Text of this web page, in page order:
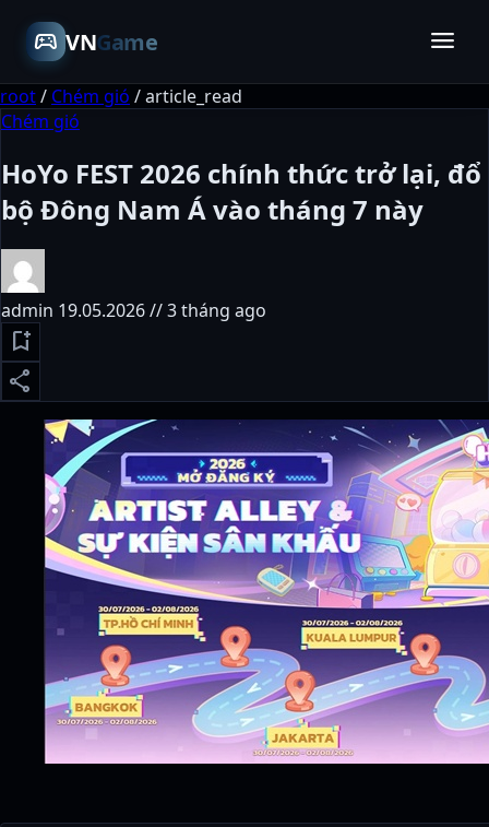
sports_esports VNGame menu
root/ Chém gió /article_read
Chém gió
HoYo FEST 2026 chính thức trở lại, đổ
bộ Đông Nam Á vào tháng 7 này
admin 19.05.2026 // 3 tháng ago
bookmark_add
share